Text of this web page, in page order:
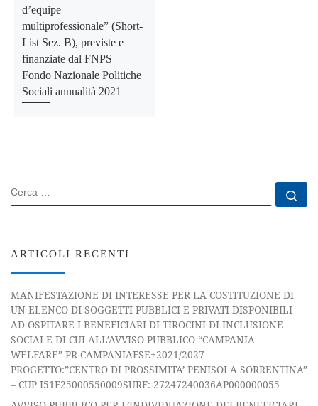
d’equipe
multiprofessionale” (Short-
List Sez. B), previste e
finanziate dal FNPS –
Fondo Nazionale Politiche
Sociali annualità 2021
CERCA
ARTICOLI RECENTI
MANIFESTAZIONE DI INTERESSE PER LA COSTITUZIONE DI
UN ELENCO DI SOGGETTI PUBBLICI E PRIVATI DISPONIBILI
AD OSPITARE I BENEFICIARI DI TIROCINI DI INCLUSIONE
SOCIALE DI CUI ALL’AVVISO PUBBLICO “CAMPANIA
WELFARE”-PR CAMPANIAFSE+2021/2027 –
PROGETTO:”CENTRO DI PROSSIMITA’ PENISOLA SORRENTINA”
– CUP I51F25000550009SURF: 27247240036AP000000055